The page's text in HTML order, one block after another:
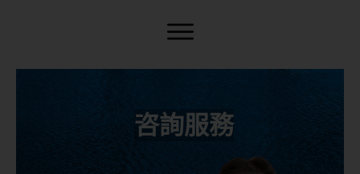
咨詢服務